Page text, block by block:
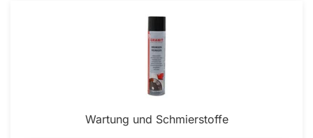
Wartung und Schmierstoffe